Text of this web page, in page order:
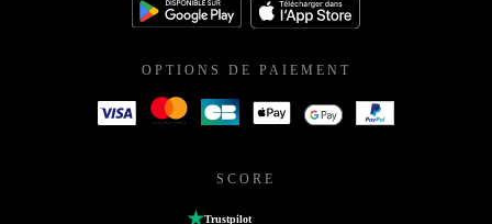
OPTIONS DE PAIEMENT
SCORE
Trustpilot